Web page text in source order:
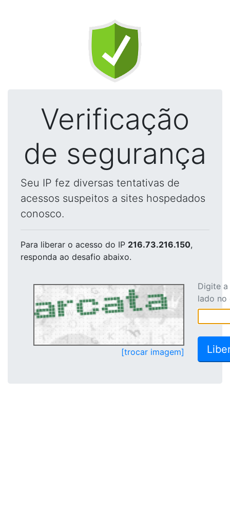
Verificação
de segurança
Seu IP fez diversas tentativas de
acessos suspeitos a sites hospedados
conosco.
Para liberar o acesso do IP 216.73.216.150,
responda ao desafio abaixo.
[trocar imagem]
Digite
lado no